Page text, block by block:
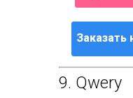
Заказать
9. Qwery